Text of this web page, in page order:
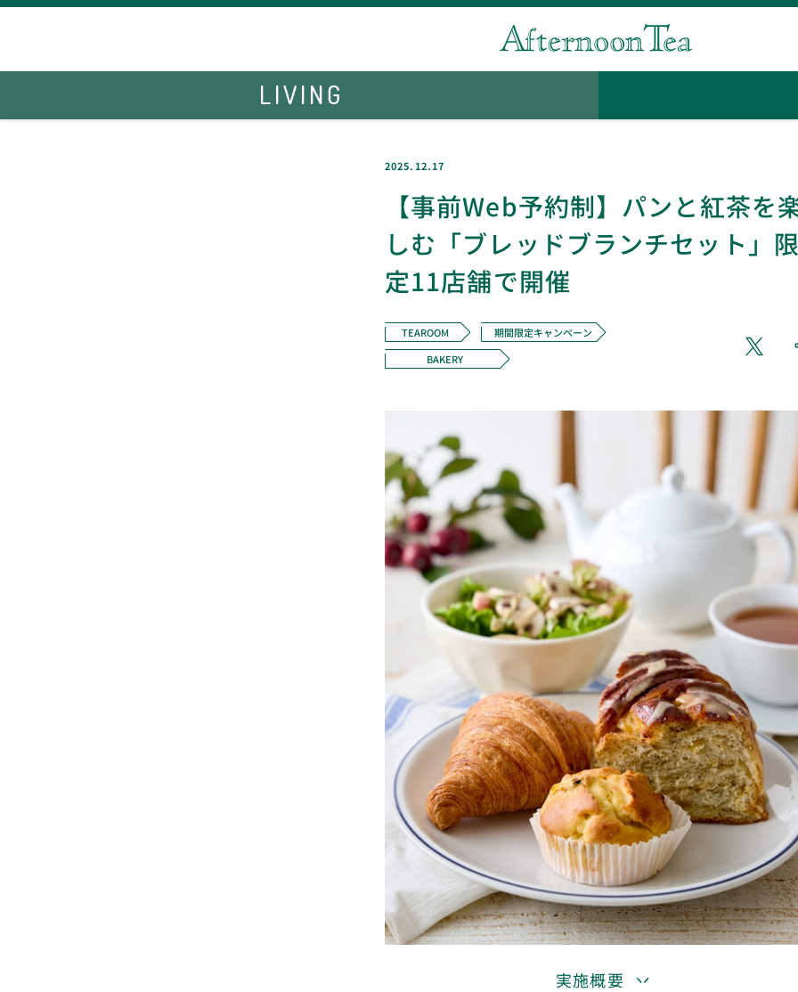
2025.12.17
【事前Web予約制】パンと紅茶を
しむ「ブレッドブランチセット」
定11店舗で開催
TEAROOM
期間限定キャンペーン
BAKERY
実施概要
LIVING